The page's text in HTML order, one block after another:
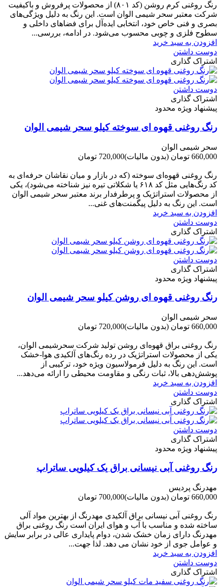
رنگ روغنی کرم روشن (کد ۸۰۱) از محصولات پرفروش و باکیفیت
شرکت‌ معتبر سحر شیمی الوان است. این رنگ به دلیل ویژگی‌های
بصری و فنی خاص خود، انتخابی ایده‌آل برای فضاهای داخلی و
سطوح فلزی و چوبی محسوب می‌شود. در ادامه، بررسی...
افزودن به سبد خرید
دوست داشتن
اشتراک گذاری
دوست داشتن
اشتراک گذاری
پیشنهاد ویژه محدود
رنگ روغنی قهوه ای سوخته کیلو سحر شیمی الوان
سحر شیمی الوان
660,000 تومان
(بدون مالیات)720,000 تومان
رنگ روغنی قهوه‌ای سوخته (که در بازار و میان نقاشان حرفه‌ای به
کد رنگ‌هایی مثل کد ۶۱۸ یا شکلاتی تیره نیز شناخته می‌شود)، یکی
از محصولات استراتژیک و پرطرفدار برند معتبر سحر شیمی الوان
است. این رنگ به دلیل پیگمنت‌های غنی...
افزودن به سبد خرید
دوست داشتن
اشتراک گذاری
دوست داشتن
اشتراک گذاری
پیشنهاد ویژه محدود
رنگ روغنی قهوه ای روشن کیلو سحر شیمی الوان
سحر شیمی الوان
660,000 تومان
(بدون مالیات)720,000 تومان
رنگ روغنی براق قهوه‌ای روشن تولید شرکت سحرشیمی الوان،
یکی از محصولات استراتژیک در رده رنگ‌های آلکیدی هوا-خشک
است. این رنگ به دلیل فرمولاسیون ویژه خود، ترکیبی از
پوشش‌دهی بالا، ثبات رنگی و مقاومت محیطی را ارائه می‌دهد...
افزودن به سبد خرید
دوست داشتن
اشتراک گذاری
دوست داشتن
اشتراک گذاری
پیشنهاد ویژه محدود
رنگ روغنی آبی نیسانی براق یک کیلویی ساتراپ
مهدرنگ پردیس
660,000 تومان
(بدون مالیات)700,000 تومان
رنگ روغنی آبی نیسانی براق آلکیدی مهدرنگ از بهترین مواد آلی
ساخته شده و مناسب با آب و هوای ایران است رنگ روغنی براق
مهدرنگ دارای زﻣﺎن ﺧﺸﮏ ﺷﺪن، دوام ﭘﺎﯾﺪاری عالی در ﺑﺮاﺑﺮ ﺳﺎﯾﺶ
و ﻋﻮاﻣﻞ ﺟﻮی از ﺧﻮد ﻧﺸﺎن ﻣﯽ دﻫﺪ. ﻟﺬا ﺟﻬﺖ...
افزودن به سبد خرید
دوست داشتن
اشتراک گذاری